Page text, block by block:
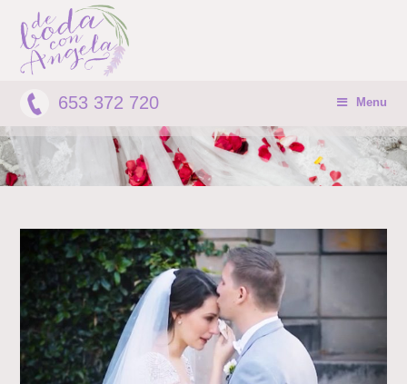
653 372 720 Menu